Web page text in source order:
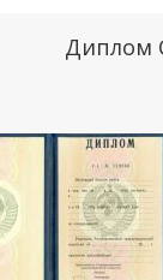
Диплом